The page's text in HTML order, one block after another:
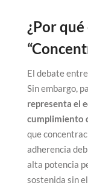
¿Por qué
El debate
Sin embargo,
representa el
cumplimiento
que
adherencia
alta potencia
sostenida sin el